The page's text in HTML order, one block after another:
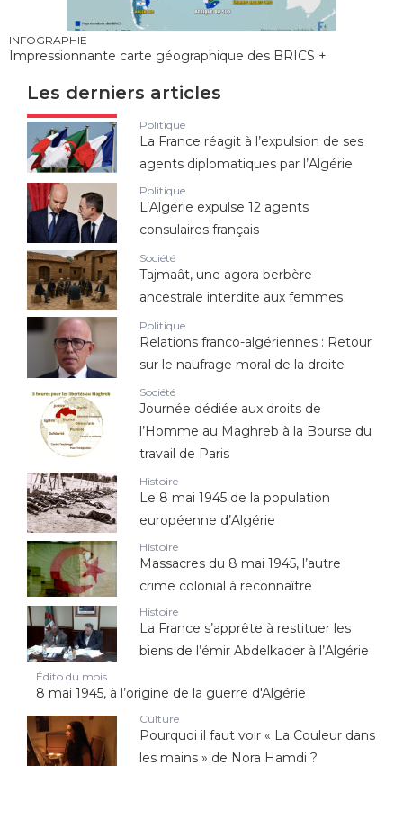
INFOGRAPHIE
Impressionnante carte géographique des BRICS +
Les derniers articles
Politique
La France réagit à l’expulsion de ses
agents diplomatiques par l’Algérie
Politique
L’Algérie expulse 12 agents
consulaires français
Société
Tajmaât, une agora berbère
ancestrale interdite aux femmes
Politique
Relations franco-algériennes : Retour
sur le naufrage moral de la droite
Société
Journée dédiée aux droits de
l’Homme au Maghreb à la Bourse du
travail de Paris
Histoire
Le 8 mai 1945 de la population
européenne d’Algérie
Histoire
Massacres du 8 mai 1945, l’autre
crime colonial à reconnaître
Histoire
La France s’apprête à restituer les
biens de l’émir Abdelkader à l’Algérie
Édito du mois
8 mai 1945, à l’origine de la guerre d'Algérie
Culture
Pourquoi il faut voir « La Couleur dans
les mains » de Nora Hamdi ?